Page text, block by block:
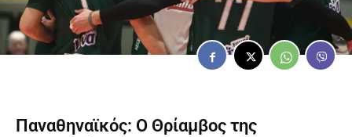
Παναθηναϊκός: Ο Θρίαμβος της